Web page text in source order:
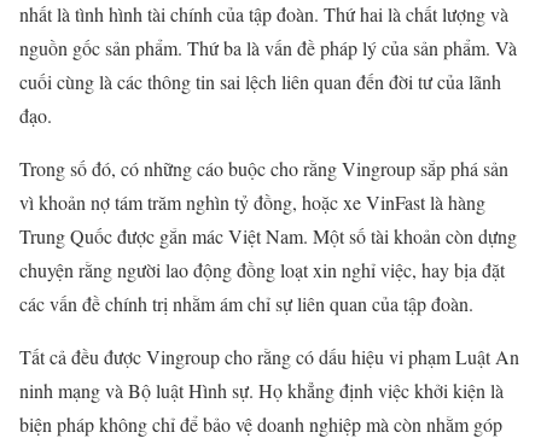
nhất là tình hình tài chính của tập đoàn. Thứ hai là chất lượng và
nguồn gốc sản phẩm. Thứ ba là vấn đề pháp lý của sản phẩm. Và
cuối cùng là các thông tin sai lệch liên quan đến đời tư của lãnh
đạo.
Trong số đó, có những cáo buộc cho rằng Vingroup sắp phá sản
vì khoản nợ tám trăm nghìn tỷ đồng, hoặc xe VinFast là hàng
Trung Quốc được gắn mác Việt Nam. Một số tài khoản còn dựng
chuyện rằng người lao động đồng loạt xin nghỉ việc, hay bịa đặt
các vấn đề chính trị nhằm ám chỉ sự liên quan của tập đoàn.
Tất cả đều được Vingroup cho rằng có dấu hiệu vi phạm Luật An
ninh mạng và Bộ luật Hình sự. Họ khẳng định việc khởi kiện là
biện pháp không chỉ để bảo vệ doanh nghiệp mà còn nhằm góp